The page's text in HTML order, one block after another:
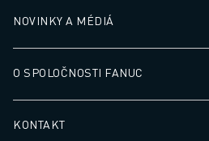
FANUC AKADÉMIA
RIEŠENIA PRE PRIEMYSELNÉ ODVETVIA
RIEŠENIA PRE VZDELÁVANIE
SPRÁVY A MÉDIÁ
NOVINKY A MÉDIÁ
O SPOLOČNOSTI FANUC
KONTAKT